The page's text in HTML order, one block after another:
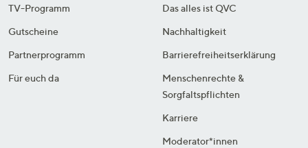
TV-Programm
Gutscheine
Partnerprogramm
Für euch da
Das alles ist QVC
Nachhaltigkeit
Barrierefreiheitserklärung
Menschenrechte &
Sorgfaltspflichten
Karriere
Moderator*innen